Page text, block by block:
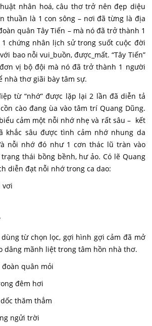
nhân hoá, câu thơ trở nên đẹp diệu
thuần là 1 con sông – nơi đã từng là địa
quân Tây Tiến – mà nó đã trở thành 1
chứng nhân lịch sử trong suốt cuộc đời
bao nỗi vui_buồn, được_mất. “Tây Tiến”
vị bộ đội mà nó đã trở thành 1 người
nhà thơ giãi bày tâm sự.
từ “nhớ” được lặp lại 2 lần đã diễn tả
cào đang ùa vào tâm trí Quang Dũng.
cảm một nỗi nhớ nhẹ và rất sâu – kết
khắc sâu được tình cảm nhớ nhung da
nỗi nhớ đó như 1 cơn thác lũ tràn vào
thái bồng bềnh, hư ảo. Có lẽ Quang
diễn đạt nỗi nhớ trong ca dao:
vơi
từ chọn lọc, gợi hình gợi cảm đã mở
dâng mãnh liệt trong tâm hồn nhà thơ.
đoàn quân mỏi
đêm hơi
thăm thẳm
ngửi trời